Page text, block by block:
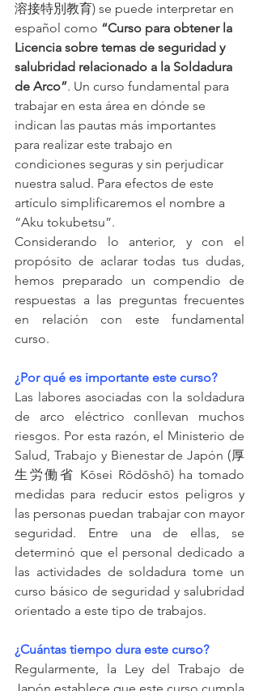
溶接特別教育) se puede interpretar en
español como “Curso para obtener la
Licencia sobre temas de seguridad y
salubridad relacionado a la Soldadura
de Arco”. Un curso fundamental para
trabajar en esta área en dónde se
indican las pautas más importantes
para realizar este trabajo en
condiciones seguras y sin perjudicar
nuestra salud. Para efectos de este
artículo simplificaremos el nombre a
“Aku tokubetsu”.
Considerando lo anterior, y con el
propósito de aclarar todas tus dudas,
hemos preparado un compendio de
respuestas a las preguntas frecuentes
en relación con este fundamental
curso.
¿Por qué es importante este curso?
Las labores asociadas con la soldadura
de arco eléctrico conllevan muchos
riesgos. Por esta razón, el Ministerio de
Salud, Trabajo y Bienestar de Japón (厚
生労働省 Kōsei Rōdōshō) ha tomado
medidas para reducir estos peligros y
las personas puedan trabajar con mayor
seguridad. Entre una de ellas, se
determinó que el personal dedicado a
las actividades de soldadura tome un
curso básico de seguridad y salubridad
orientado a este tipo de trabajos.
¿Cuántas tiempo dura este curso?
Regularmente, la Ley del Trabajo de